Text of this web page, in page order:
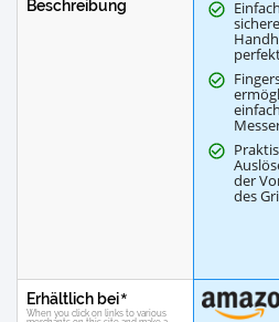
Beschreibung
sichere
der
des
Erhältlich bei